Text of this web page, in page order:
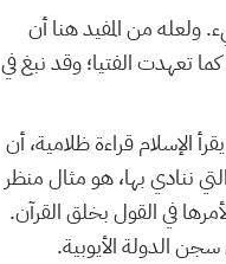
ولعله من المفيد هنا أن
كما تعهدت الفتيا؛ وقد نبغ في
الإسلام قراءة ظلامية، أن
ننادي بها، هو مثال منظر
في القول بخلق القرآن.
الدولة الأيوبية.